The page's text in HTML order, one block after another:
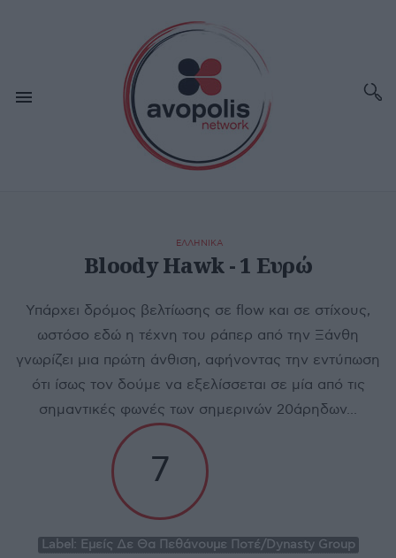
ΕΛΛΗΝΙΚΑ
Bloody Hawk - 1 Ευρώ
Υπάρχει δρόμος βελτίωσης σε flow και σε στίχους,
ωστόσο εδώ η τέχνη του ράπερ από την Ξάνθη
γνωρίζει μια πρώτη άνθιση, αφήνοντας την εντύπωση
ότι ίσως τον δούμε να εξελίσσεται σε μία από τις
σημαντικές φωνές των σημερινών 20άρηδων...
7
Label: Εμείς Δε Θα Πεθάνουμε Ποτέ/Dynasty Group